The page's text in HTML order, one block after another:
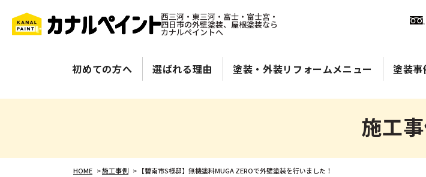
西三河・東三河・富士・富士宮・
四日市の外壁塗装、屋根塗装なら
カナルペイントへ
初めての方へ 選ばれる理由 塗装・外装リフォームメニュー 塗装事
施工
HOME >施工事例 > 【碧南市S様邸】無機塗料MUGA ZEROで外壁塗装を行いました！